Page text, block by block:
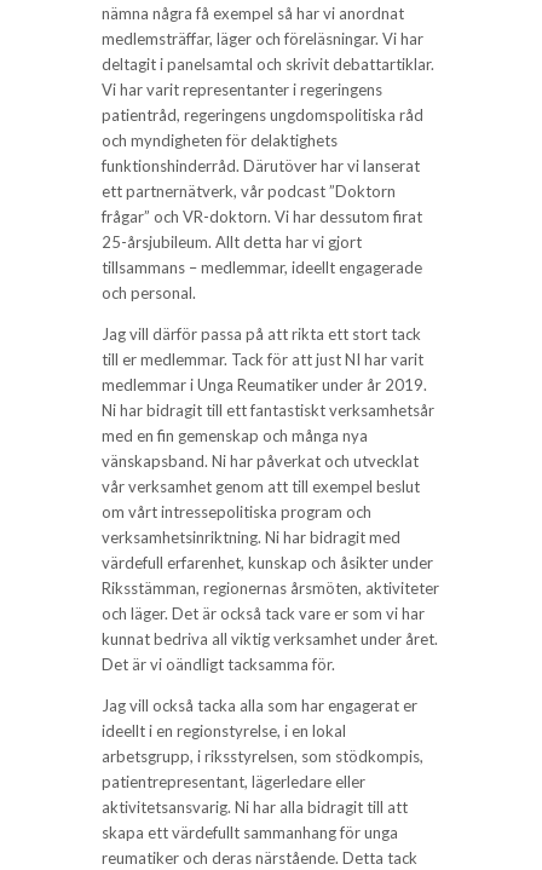
nämna några få exempel så har vi anordnat
medlemsträffar, läger och föreläsningar. Vi har
deltagit i panelsamtal och skrivit debattartiklar.
Vi har varit representanter i regeringens
patientråd, regeringens ungdomspolitiska råd
och myndigheten för delaktighets
funktionshinderråd. Därutöver har vi lanserat
ett partnernätverk, vår podcast ”Doktorn
frågar” och VR-doktorn. Vi har dessutom firat
25-årsjubileum. Allt detta har vi gjort
tillsammans – medlemmar, ideellt engagerade
och personal.
Jag vill därför passa på att rikta ett stort tack
till er medlemmar. Tack för att just NI har varit
medlemmar i Unga Reumatiker under år 2019.
Ni har bidragit till ett fantastiskt verksamhetsår
med en fin gemenskap och många nya
vänskapsband. Ni har påverkat och utvecklat
vår verksamhet genom att till exempel beslut
om vårt intressepolitiska program och
verksamhetsinriktning. Ni har bidragit med
värdefull erfarenhet, kunskap och åsikter under
Riksstämman, regionernas årsmöten, aktiviteter
och läger. Det är också tack vare er som vi har
kunnat bedriva all viktig verksamhet under året.
Det är vi oändligt tacksamma för.
Jag vill också tacka alla som har engagerat er
ideellt i en regionstyrelse, i en lokal
arbetsgrupp, i riksstyrelsen, som stödkompis,
patientrepresentant, lägerledare eller
aktivitetsansvarig. Ni har alla bidragit till att
skapa ett värdefullt sammanhang för unga
reumatiker och deras närstående. Detta tack